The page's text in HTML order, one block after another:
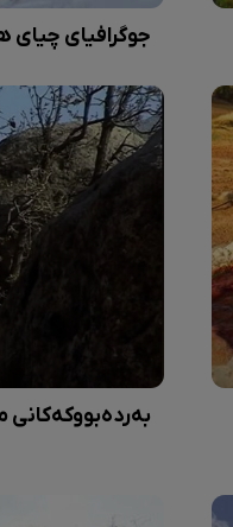
جوگرافیای چیای
بەردەبووکەکانی